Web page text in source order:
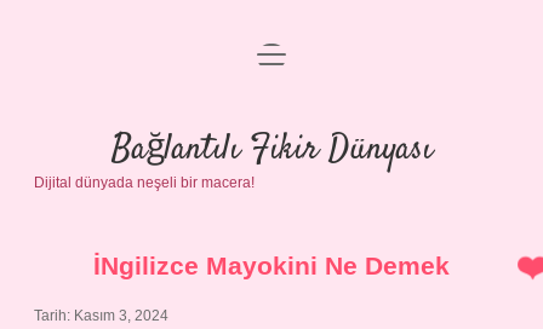
Anasayfa
Gizlilik Politikası
Yasal Uyarı
menüyü
Bağlantılı Fikir Dünyası
Dijital dünyada neşeli bir macera!
İNgilizce Mayokini Ne Demek
Tarih: Kasım 3, 2024